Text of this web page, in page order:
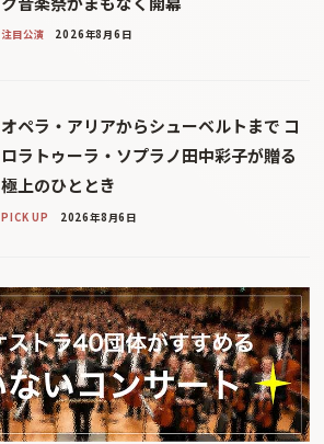
注目公演 2026年8月6日
オペラ・アリアからシューベルトまで コ
ロラトゥーラ・ソプラノ田中彩子が贈る
極上のひととき
PICK UP 2026年8月6日